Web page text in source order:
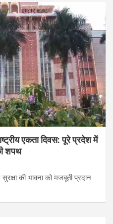
एकता दिवस: पूरे प्रदेश में
शपथ
की भावना को मजबूती प्रदान